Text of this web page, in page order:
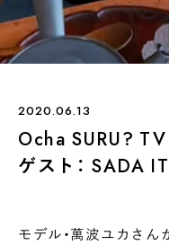
新潟 神奈川 群馬
岐阜 三重 鹿
2020.06.13
Ocha SURU?
ゲスト： SADA
モデル・萬波ユカさ